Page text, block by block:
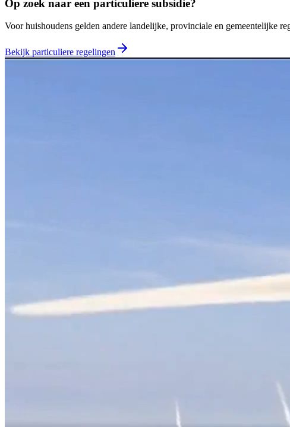
Op zoek naar een particuliere subsidie?
Voor huishoudens gelden andere landelijke, provinciale en gemeentelijke
Bekijk particuliere regelingen